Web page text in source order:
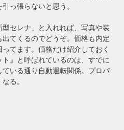
っ張らないと思う。
セレナ」と入れれば、写真や装
てくるのでどうぞ。価格も内定
てます。価格だけ紹介しておく
』と呼ばれているのは、すでに
いる通り自動運転関係。プロパ
る。